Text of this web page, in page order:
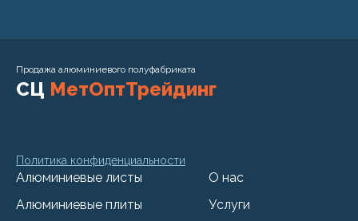
Продажа алюминиевого полуфабриката
СЦ МетОптТрейдинг
Политика конфиденциальности
Алюминиевые листы
Алюминиевые плиты
О нас
Услуги